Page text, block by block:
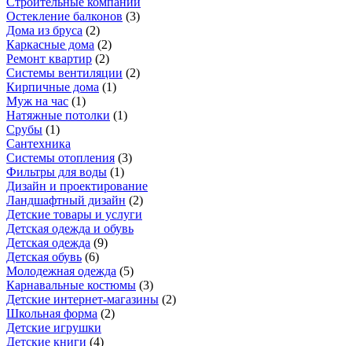
Остекление балконов (3)
Дома из бруса (2)
Каркасные дома (2)
Ремонт квартир (2)
Системы вентиляции (2)
Кирпичные дома (1)
Муж на час (1)
Натяжные потолки (1)
Срубы (1)
Сантехника
Системы отопления (3)
Фильтры для воды (1)
Дизайн и проектирование
Ландшафтный дизайн (2)
Детские товары и услуги
Детская одежда и обувь
Детская одежда (9)
Детская обувь (6)
Молодежная одежда (5)
Карнавальные костюмы (3)
Детские интернет-магазины (2)
Школьная форма (2)
Детские игрушки
Детские книги (4)